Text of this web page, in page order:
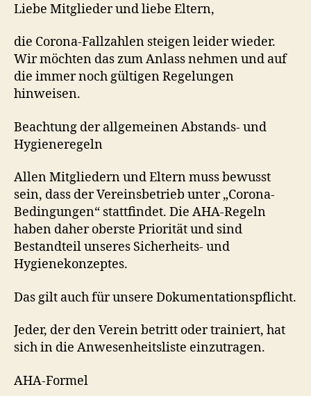
Regeln
Liebe Mitglieder und liebe Eltern,
die Corona-Fallzahlen steigen leider wieder.
Wir möchten das zum Anlass nehmen und auf
die immer noch gültigen Regelungen
hinweisen.
Beachtung der allgemeinen Abstands- und
Hygieneregeln
Allen Mitgliedern und Eltern muss bewusst
sein, dass der Vereinsbetrieb unter „Corona-
Bedingungen“ stattfindet. Die AHA-Regeln
haben daher oberste Priorität und sind
Bestandteil unseres Sicherheits- und
Hygienekonzeptes.
Das gilt auch für unsere Dokumentationspflicht.
Jeder, der den Verein betritt oder trainiert, hat
sich in die Anwesenheitsliste einzutragen.
AHA-Formel